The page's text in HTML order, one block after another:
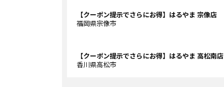
【クーポン提示でさらにお得】はるやま 宗像店
福岡県宗像市
【クーポン提示でさらにお得】はるやま 高松南店
香川県高松市